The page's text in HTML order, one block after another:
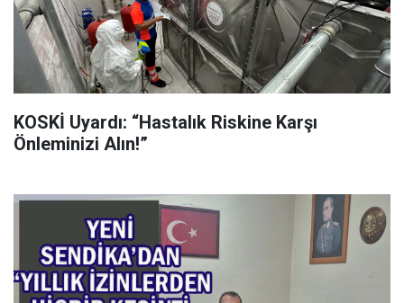
KOSKİ Uyardı: “Hastalık Riskine Karşı
Önleminizi Alın!”